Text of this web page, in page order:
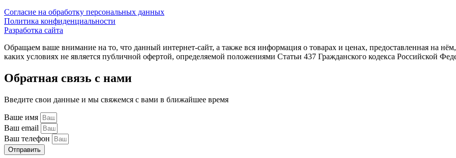
Согласие на обработку персональных данных
Политика конфиденциальности
Разработка сайта
Обращаем ваше внимание на то, что данный интернет-сайт, а также вся информация о товарах и ценах, предоставленная на
каких условиях не является публичной офертой, определяемой положениями Статьи 437 Гражданского кодекса Российской
Обратная связь с нами
Введите свои данные и мы свяжемся с вами в ближайшее время
Ваше имя
Ваш email
Ваш телефон
Отправить